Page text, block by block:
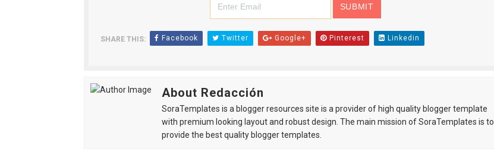
SHARE THIS: Facebook Twitter Google+ Pinterest Linkedin
About Redacción
SoraTemplates is a blogger resources site is a provider of high quality blogger template
with premium looking layout and robust design. The main mission of SoraTemplates is to
provide the best quality blogger templates.